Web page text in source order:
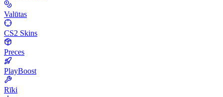
Valūtas
CS2 Skins
Preces
PlayBoost
Rīki